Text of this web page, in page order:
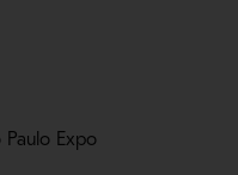
Expo